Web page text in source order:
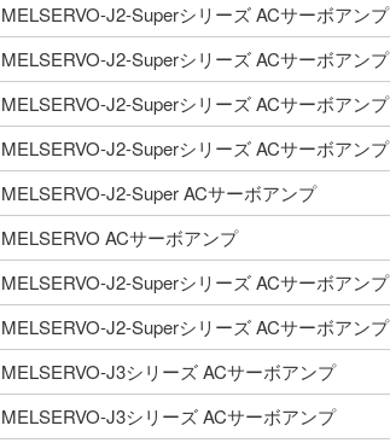
MELSERVO-J2-Superシリーズ ACサーボアンプ
MELSERVO-J2-Superシリーズ ACサーボアンプ
MELSERVO-J2-Superシリーズ ACサーボアンプ
MELSERVO-J2-Superシリーズ ACサーボアンプ
MELSERVO-J2-Super ACサーボアンプ
MELSERVO ACサーボアンプ
MELSERVO-J2-Superシリーズ ACサーボアンプ
MELSERVO-J2-Superシリーズ ACサーボアンプ
MELSERVO-J3シリーズ ACサーボアンプ
MELSERVO-J3シリーズ ACサーボアンプ